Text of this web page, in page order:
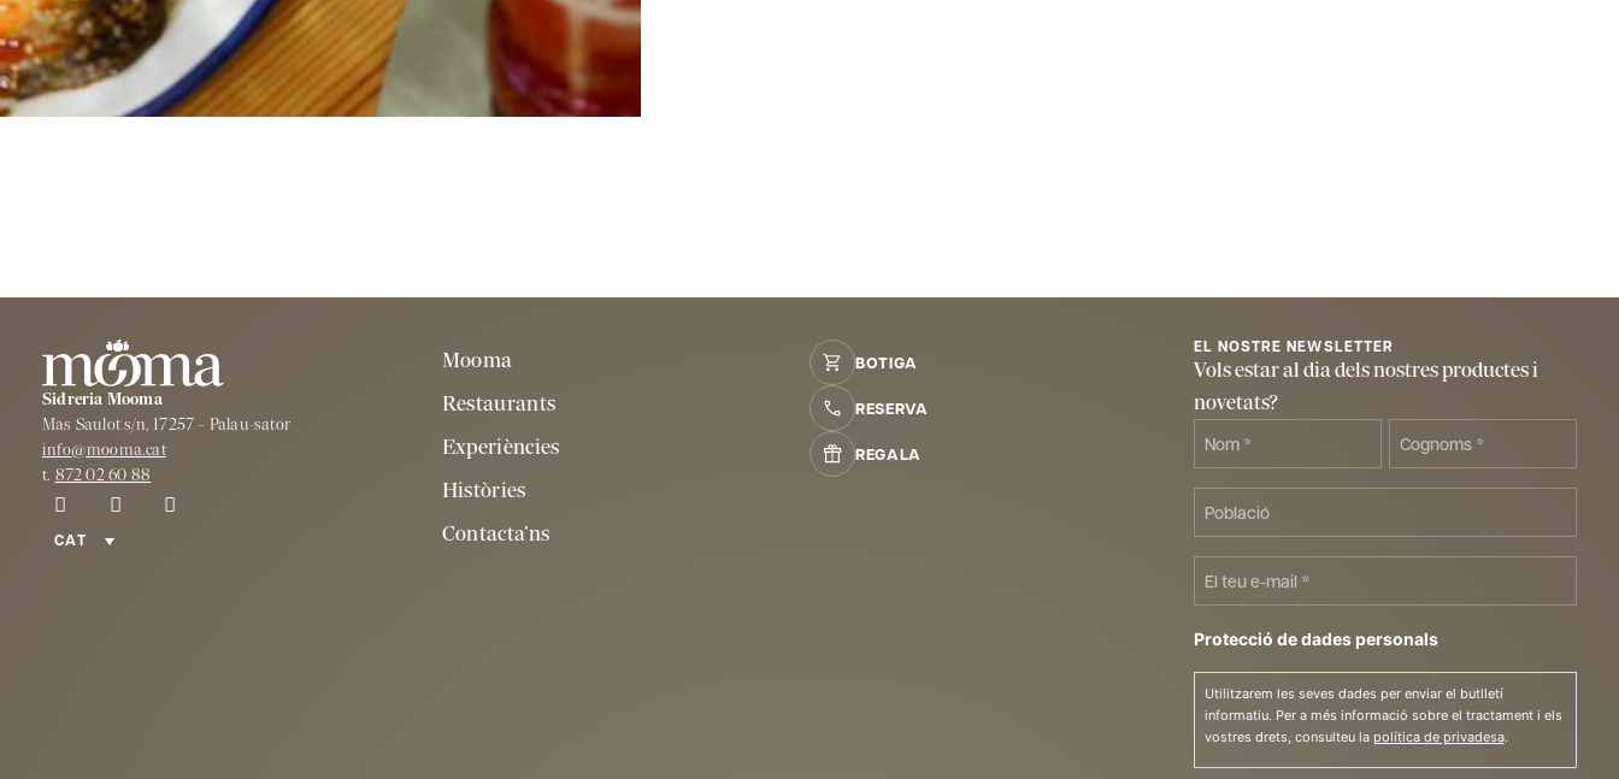
Sidreria Mooma
Mas Saulot s/n, 17257 – Palau-sator
info@mooma.cat
t. 872 02 60 88
CAT
Mooma
Restaurants
Experiències
Històries
Contacta’ns
BOTIGA
RESERVA
REGALA
EL NOSTRE NEWSLETTER
Vols estar al dia dels nostres productes i
novetats?
Protecció de dades personals
Utilitzarem les seves dades per enviar el butlletí
informatiu. Per a més informació sobre el tractament i els
vostres drets, consulteu la política de privadesa.